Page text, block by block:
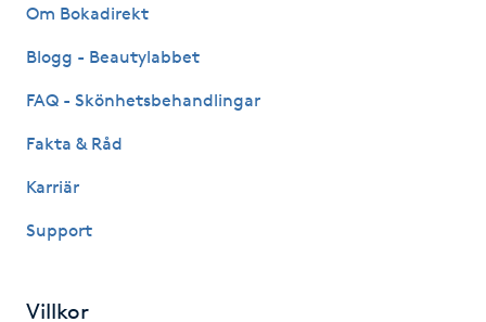
Japansk massage
K18
Kemisk peeling
Om Bokadirekt
Blogg - Beautylabbet
FAQ - Skönhetsbehandlingar
Fakta & Råd
Karriär
Support
Villkor